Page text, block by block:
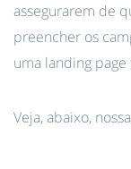
assegurarem de
preencher os
uma landing
Veja, abaixo,